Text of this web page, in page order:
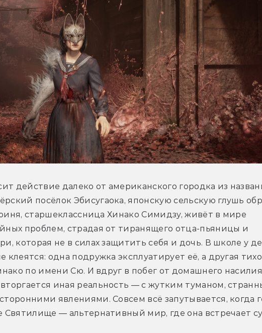
действие далеко от американского городка из
посёлок Эбисугаока, японскую сельскую глушь
старшеклассница Хинако Симидзу, живёт в мире
проблем, страдая от тиранящего отца-пьяницы и
которая не в силах защитить себя и дочь. В школе у
одна подружка эксплуатирует её, а другая
по имени Сю. И вдруг в побег от домашнего
иная реальность — с жутким туманом,
явлениями. Совсем всё запутывается, когда
Святилище — альтернативный мир, где она встречает